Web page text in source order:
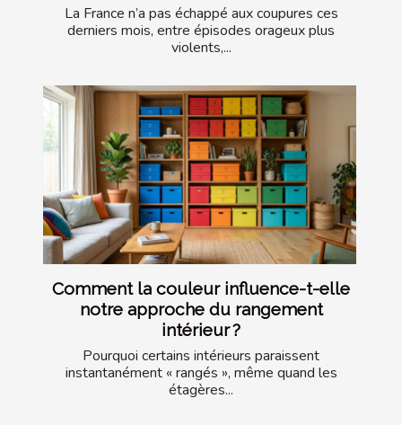
La France n’a pas échappé aux coupures ces
derniers mois, entre épisodes orageux plus
violents,...
Comment la couleur influence-t-elle
notre approche du rangement
intérieur ?
Pourquoi certains intérieurs paraissent
instantanément « rangés », même quand les
étagères...